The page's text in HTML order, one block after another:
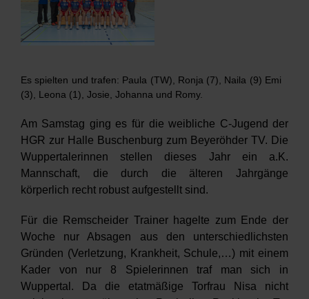
HRW
Es spielten und trafen: Paula (TW), Ronja (7), Naila (9) Emi
(3), Leona (1), Josie, Johanna und Romy.
Am Samstag ging es für die weibliche C-Jugend der
HGR zur Halle Buschenburg zum Beyeröhder TV. Die
Wuppertalerinnen stellen dieses Jahr ein a.K.
Mannschaft, die durch die älteren Jahrgänge
körperlich recht robust aufgestellt sind.
Für die Remscheider Trainer hagelte zum Ende der
Woche nur Absagen aus den unterschiedlichsten
Gründen (Verletzung, Krankheit, Schule,…) mit einem
Kader von nur 8 Spielerinnen traf man sich in
Wuppertal. Da die etatmäßige Torfrau Nisa nicht